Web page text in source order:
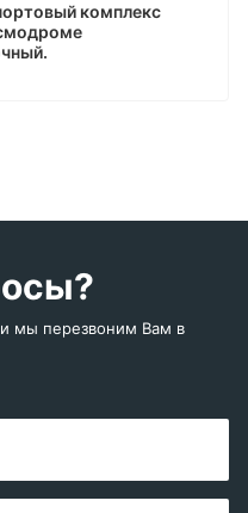
комплекс
и мы перезвоним Вам в